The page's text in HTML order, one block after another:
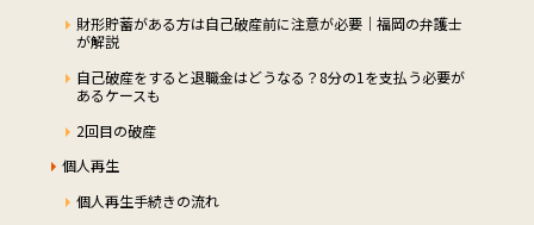
財形貯蓄がある方は自己破産前に注意が必要｜福岡の弁護士
が解説
自己破産をすると退職金はどうなる？8分の1を支払う必要が
あるケースも
2回目の破産
個人再生
個人再生手続きの流れ